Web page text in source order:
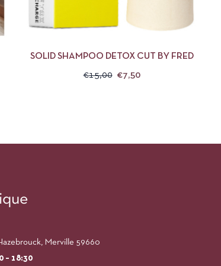
APERÇU AJOUTER AU PANIER
SOLID SHAMPOO DETOX CUT BY FRED
€15,00 €7,50
Merville 59660
– 18:30